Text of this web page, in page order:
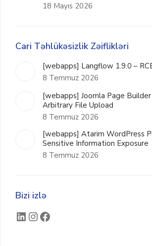
18 Mayıs 2026
Cari Təhlükəsizlik Zəiflikləri
[webapps] Langflow 1.9.0 –
8 Temmuz 2026
[webapps] Joomla Page
Arbitrary File Upload
8 Temmuz 2026
[webapps] Atarim WordPress
Sensitive Information Exposure
8 Temmuz 2026
Bizi izlə